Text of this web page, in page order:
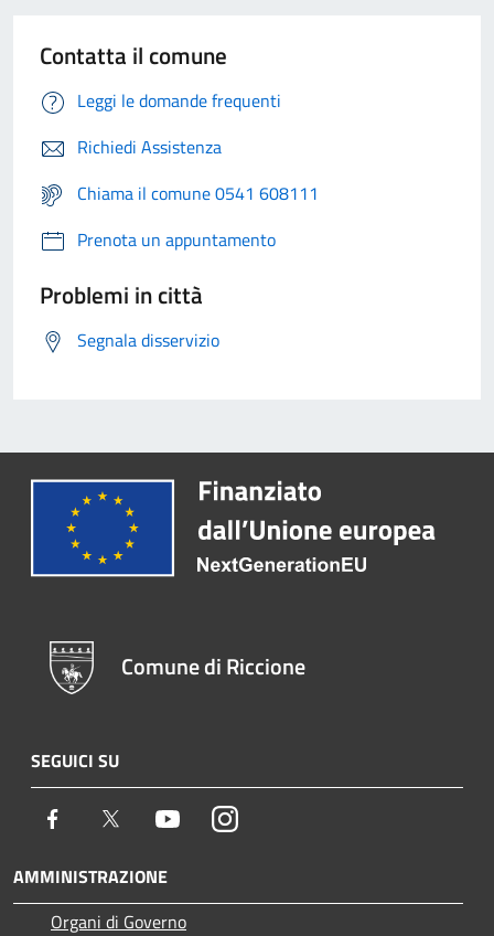
Contatta il comune
Leggi le domande frequenti
Richiedi Assistenza
Chiama il comune 0541 608111
Prenota un appuntamento
Problemi in città
Segnala disservizio
Comune di Riccione
SEGUICI SU
Facebook Twitter YoutubeInstagram
AMMINISTRAZIONE
Organi di Governo